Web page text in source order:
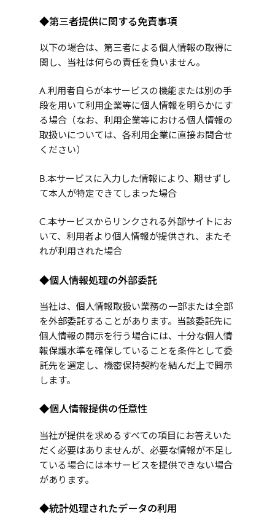
◆第三者提供に関する免責事項
以下の場合は、第三者による個人情報の取得に
関し、当社は何らの責任を負いません。
A.利用者自らが本サービスの機能または別の手
段を用いて利用企業等に個人情報を明らかにす
る場合（なお、利用企業等における個人情報の
取扱いについては、各利用企業に直接お問合せ
ください）
B.本サービスに入力した情報により、期せずし
て本人が特定できてしまった場合
C.本サービスからリンクされる外部サイトにお
いて、利用者より個人情報が提供され、またそ
れが利用された場合
◆個人情報処理の外部委託
当社は、個人情報取扱い業務の一部または全部
を外部委託することがあります。当該委託先に
個人情報の開示を行う場合には、十分な個人情
報保護水準を確保していることを条件として委
託先を選定し、機密保持契約を結んだ上で開示
します。
◆個人情報提供の任意性
当社が提供を求めるすべての項目にお答えいた
だく必要はありませんが、必要な情報が不足し
ている場合には本サービスを提供できない場合
があります。
◆統計処理されたデータの利用